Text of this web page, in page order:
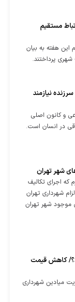
۱۶ در جلسه ارتباط مستقیم
مستقیم این هفته به بیان
پرداختند.
نیازمند
و کانون اصلی
در انسان است.
شهر تهران
اجرای تکالیف
شهرداری تهران
موجود شهر تهران
کاهش قیمت
مدیریت میادین شهرداری